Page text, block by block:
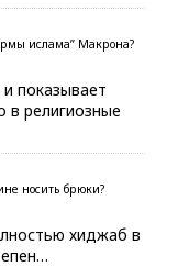
ислама” Макрона?
показывает
в религиозные
носить брюки?
хиджаб в